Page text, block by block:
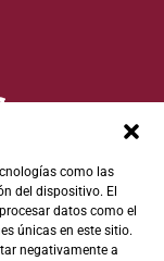
como las
del dispositivo. El
datos como el
únicas en este sitio.
negativamente a